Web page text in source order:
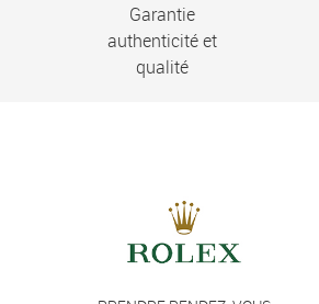
Garantie
authenticité et
qualité